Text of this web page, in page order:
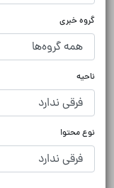
گروه خبری
ناحیه
نوع محتوا